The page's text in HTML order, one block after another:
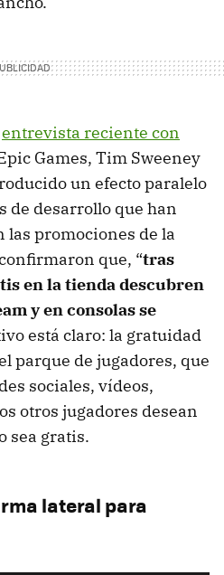
entrevista reciente con
Games, Tim Sweeney
un efecto paralelo
de desarrollo que han
las promociones de la
que, “tras
en la tienda descubren
y en consolas se
está claro: la gratuidad
parque de jugadores, que
sociales, vídeos,
otros jugadores desean
sea gratis.
lateral para